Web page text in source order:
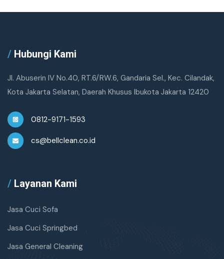
/ Hubungi Kami
Jl. Abuserin IV No.40, RT.6/RW.6, Gandaria Sel., Kec. Cilandak,
Kota Jakarta Selatan, Daerah Khusus Ibukota Jakarta 12420
0812-9171-1593
cs@bellclean.co.id
/ Layanan Kami
Jasa Cuci Sofa
Jasa Cuci Springbed
Jasa General Cleaning